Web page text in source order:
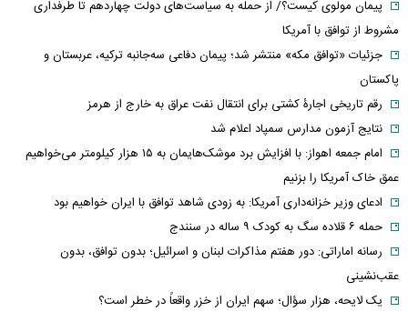
پیمان مولوی کیست؟/ از حمله به سیاست‌های دولت چهاردهم تا طرفداری
مشروط از توافق با آمریکا
جزئیات «توافق مکه» منتشر شد؛ پیمان دفاعی سه‌جانبه ترکیه، عربستان و
پاکستان
رقم تاریخی اجارۀ کشتی برای انتقال نفت عراق به خارج از هرمز
نتایج آزمون مدارس سمپاد اعلام شد
امام‌ جمعه اهواز: با افزایش برد موشک‌هایمان به ۱۵ هزار کیلومتر می‌خواهیم
عمق خاک آمریکا را بزنیم
ادعای وزیر خزانه‌داری آمریکا: به زودی شاهد توافق با ایران خواهیم بود
حمله ۶ قلاده سگ به کودک ۹ ساله در سنندج
رسانه اماراتی: دور هفتم مذاکرات لبنان و اسرائیل؛ بدون توافق، بدون
عقب‌نشینی
یک لایحه، هزار سؤال؛ سهم ایران از خزر واقعاً در خطر است؟